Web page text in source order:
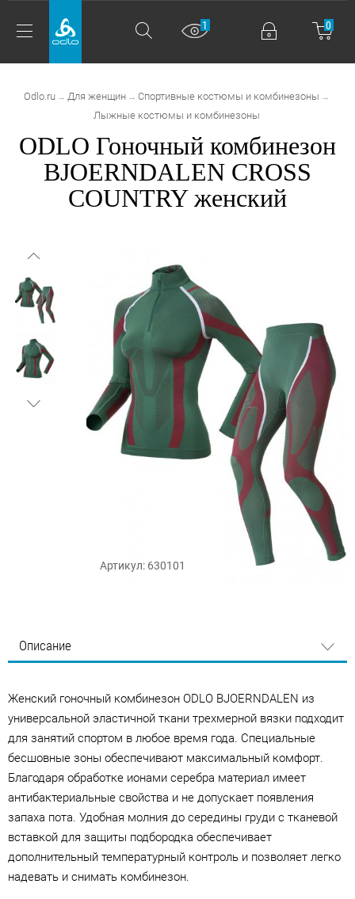
0
1
Odlo.ru → Для женщин → Спортивные костюмы и комбинезоны →
Лыжные костюмы и комбинезоны
ODLO Гоночный комбинезон
BJOERNDALEN CROSS
COUNTRY женский
Артикул: 630101
Описание
Женский гоночный комбинезон ODLO BJOERNDALEN из
универсальной эластичной ткани трехмерной вязки подходит
для занятий спортом в любое время года. Специальные
бесшовные зоны обеспечивают максимальный комфорт.
Благодаря обработке ионами серебра материал имеет
антибактериальные свойства и не допускает появления
запаха пота. Удобная молния до середины груди с тканевой
вставкой для защиты подбородка обеспечивает
дополнительный температурный контроль и позволяет легко
надевать и снимать комбинезон.